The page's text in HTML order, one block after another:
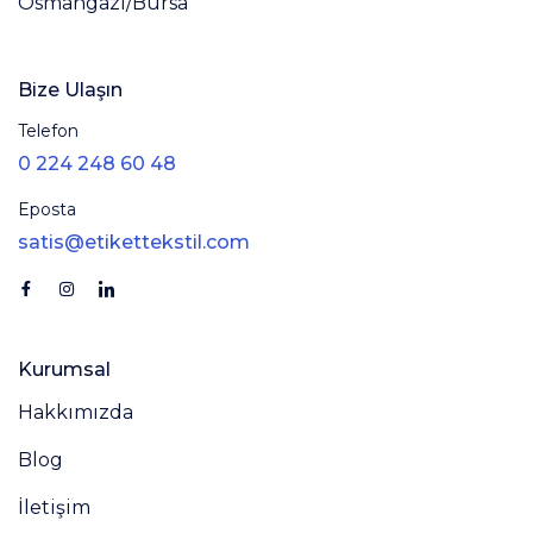
Bize Ulaşın
Telefon
0 224 248 60 48
Eposta
satis@etikettekstil.com
Kurumsal
Hakkımızda
Blog
İletişim